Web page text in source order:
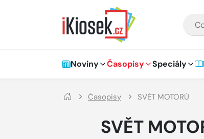
Hlavní navigace
Noviny Časopisy Speciály
Časopisy SVĚT MOTORŮ
SVĚT